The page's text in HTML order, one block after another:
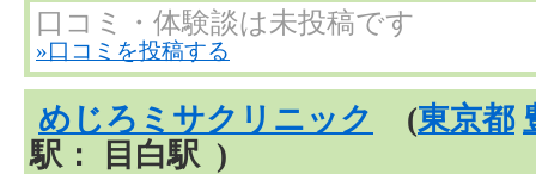
口コミ・体験談は未投稿です
»口コミを投稿する
めじろミサクリニック (東京都
駅： 目白駅 )